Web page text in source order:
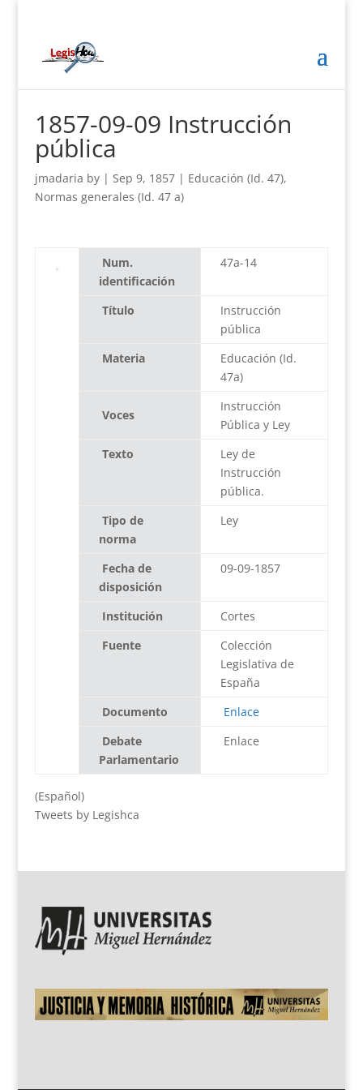
1857-09-09 Instrucción
pública
jmadaria by | Sep 9, 1857| Educación (Id. 47),
Normas generales (Id. 47 a)
Num.
identificación
47a-14
Título
Instrucción
pública
Materia
Educación (Id.
47a)
Voces
Instrucción
Pública y Ley
Texto
Ley de
Instrucción
pública.
Tipo de
norma
Ley
Fecha de
disposición
09-09-1857
Institución
Cortes
Fuente
Colección
Legislativa de
España
Documento
Enlace
Debate
Parlamentario
Enlace
(Español)
Tweets by Legishca